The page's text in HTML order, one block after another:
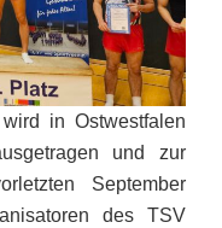
in Ostwestfalen
und zur
September
des TSV